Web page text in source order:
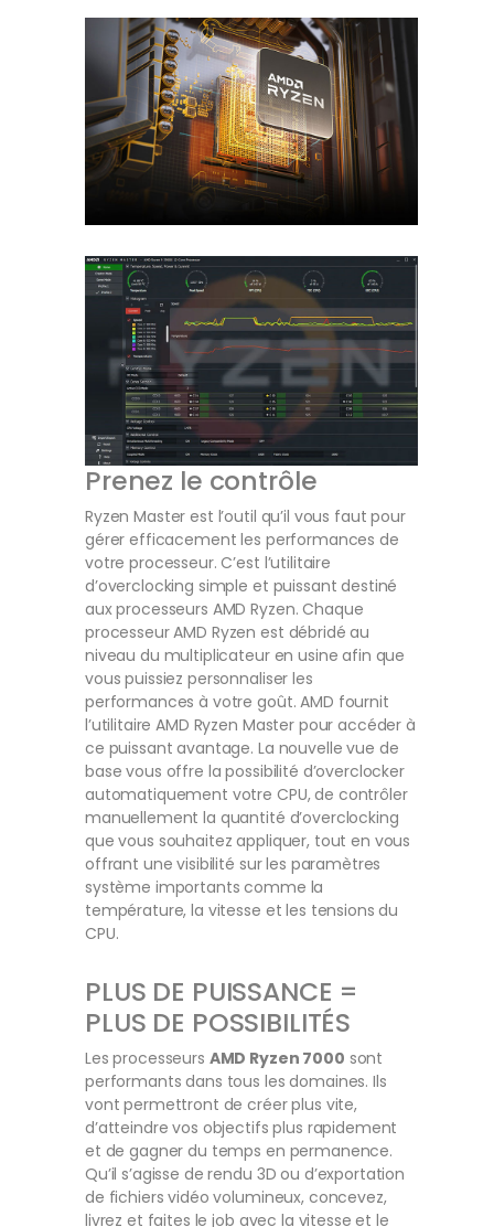
Prenez le contrôle
Ryzen Master est l’outil qu’il vous faut pour
gérer efficacement les performances de
votre processeur. C’est l’utilitaire
d’overclocking simple et puissant destiné
aux processeurs AMD Ryzen. Chaque
processeur AMD Ryzen est débridé au
niveau du multiplicateur en usine afin que
vous puissiez personnaliser les
performances à votre goût. AMD fournit
l’utilitaire AMD Ryzen Master pour accéder à
ce puissant avantage. La nouvelle vue de
base vous offre la possibilité d’overclocker
automatiquement votre CPU, de contrôler
manuellement la quantité d’overclocking
que vous souhaitez appliquer, tout en vous
offrant une visibilité sur les paramètres
système importants comme la
température, la vitesse et les tensions du
CPU.
PLUS DE PUISSANCE =
PLUS DE POSSIBILITÉS
Les processeurs AMD Ryzen 7000 sont
performants dans tous les domaines. Ils
vont permettront de créer plus vite,
d’atteindre vos objectifs plus rapidement
et de gagner du temps en permanence.
Qu’il s’agisse de rendu 3D ou d’exportation
de fichiers vidéo volumineux, concevez,
livrez et faites le job avec la vitesse et le